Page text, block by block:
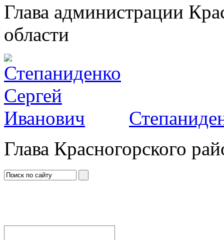
Глава администрации
области
Глава Красногорского